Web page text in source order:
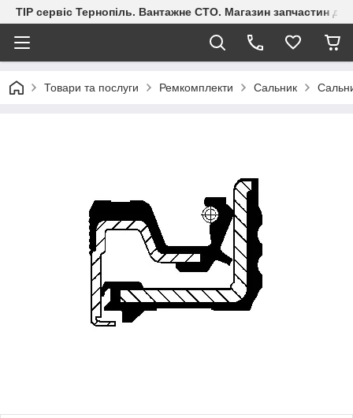
ТІР сервіс Тернопіль. Вантажне СТО. Магазин запчастин
Товари та послуги Ремкомплекти Сальник